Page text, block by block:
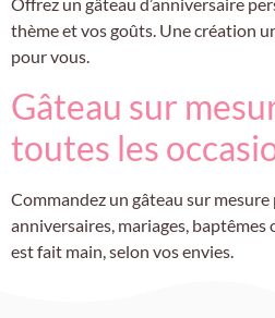
thème et vos goûts. Une création
pour vous.
Gâteau sur
toutes les
Commandez un gâteau sur
anniversaires, mariages, baptêmes
est fait main, selon vos envies.